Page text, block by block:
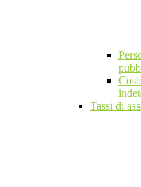
Tassi di